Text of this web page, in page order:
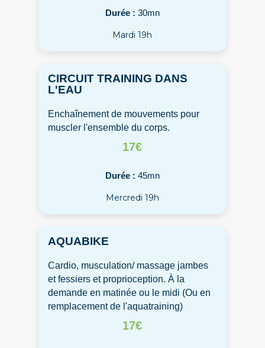
Durée : 30mn
Mardi 19h
CIRCUIT TRAINING DANS
L'EAU
Enchaînement de mouvements pour
muscler l'ensemble du corps.
17€
Durée : 45mn
Mercredi 19h
AQUABIKE
Cardio, musculation/ massage jambes
et fessiers et proprioception. À la
demande en matinée ou le midi (Ou en
remplacement de l'aquatraining)
17€